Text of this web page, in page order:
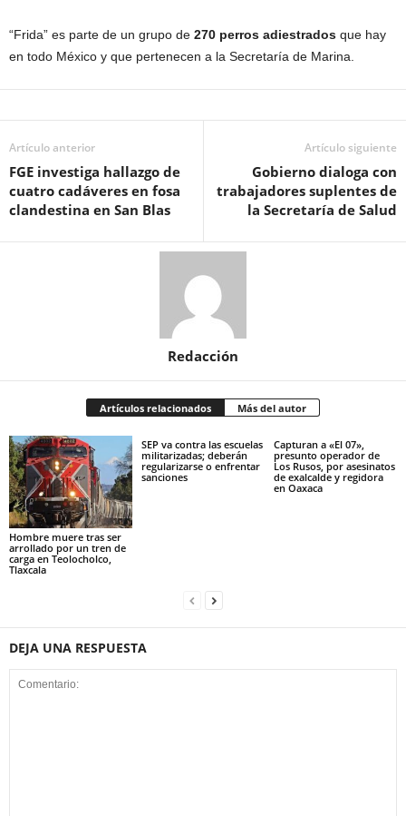
“Frida” es parte de un grupo de 270 perros adiestrados que hay
en todo México y que pertenecen a la Secretaría de Marina.
Artículo anterior
FGE investiga hallazgo de
cuatro cadáveres en fosa
clandestina en San Blas
Artículo siguiente
Gobierno dialoga con
trabajadores suplentes de
la Secretaría de Salud
Redacción
Artículos relacionados Más del autor
Hombre muere tras ser
arrollado por un tren de
carga en Teolocholco,
Tlaxcala
SEP va contra las escuelas
militarizadas; deberán
regularizarse o enfrentar
sanciones
Capturan a «El 07»,
presunto operador de
Los Rusos, por asesinatos
de exalcalde y regidora
en Oaxaca
DEJA UNA RESPUESTA